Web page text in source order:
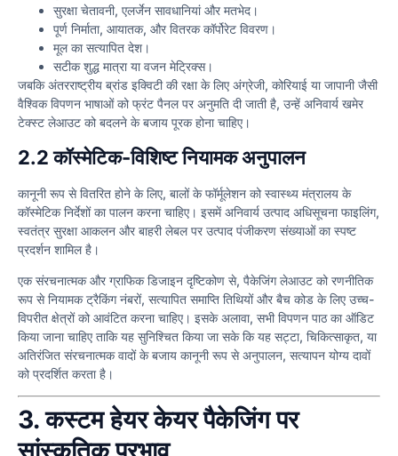
सुरक्षा चेतावनी, एलर्जेन सावधानियां और मतभेद।
पूर्ण निर्माता, आयातक, और वितरक कॉर्पोरेट विवरण।
मूल का सत्यापित देश।
सटीक शुद्ध मात्रा या वजन मेट्रिक्स।
जबकि अंतरराष्ट्रीय ब्रांड इक्विटी की रक्षा के लिए अंग्रेजी, कोरियाई या जापानी जैसी
वैश्विक विपणन भाषाओं को फ्रंट पैनल पर अनुमति दी जाती है, उन्हें अनिवार्य खमेर
टेक्स्ट लेआउट को बदलने के बजाय पूरक होना चाहिए।
2.2 कॉस्मेटिक-विशिष्ट नियामक अनुपालन
कानूनी रूप से वितरित होने के लिए, बालों के फॉर्मूलेशन को स्वास्थ्य मंत्रालय के
कॉस्मेटिक निर्देशों का पालन करना चाहिए। इसमें अनिवार्य उत्पाद अधिसूचना फाइलिंग,
स्वतंत्र सुरक्षा आकलन और बाहरी लेबल पर उत्पाद पंजीकरण संख्याओं का स्पष्ट
प्रदर्शन शामिल है।
एक संरचनात्मक और ग्राफिक डिजाइन दृष्टिकोण से, पैकेजिंग लेआउट को रणनीतिक
रूप से नियामक ट्रैकिंग नंबरों, सत्यापित समाप्ति तिथियों और बैच कोड के लिए उच्च-
विपरीत क्षेत्रों को आवंटित करना चाहिए। इसके अलावा, सभी विपणन पाठ का ऑडिट
किया जाना चाहिए ताकि यह सुनिश्चित किया जा सके कि यह सट्टा, चिकित्साकृत, या
अतिरंजित संरचनात्मक वादों के बजाय कानूनी रूप से अनुपालन, सत्यापन योग्य दावों
को प्रदर्शित करता है।
3. कस्टम हेयर केयर पैकेजिंग पर